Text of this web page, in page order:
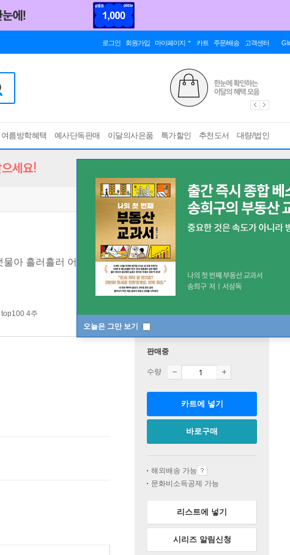
로그인 회원가입 마이페이지 카트 주문/배송 고객센터
여름방학혜택 예사단독판매 이달의사은품 특가할인 추천도서 대량/법인
오늘은 그만 보기
세요!
아 흘러흘러 어디로 가니+손잡고 더불어+필사노트)
4주
판매중
수량
카트에 넣기
바로구매
해외배송 가능
문화비소득공제 가능
리스트에 넣기
시리즈 알림신청